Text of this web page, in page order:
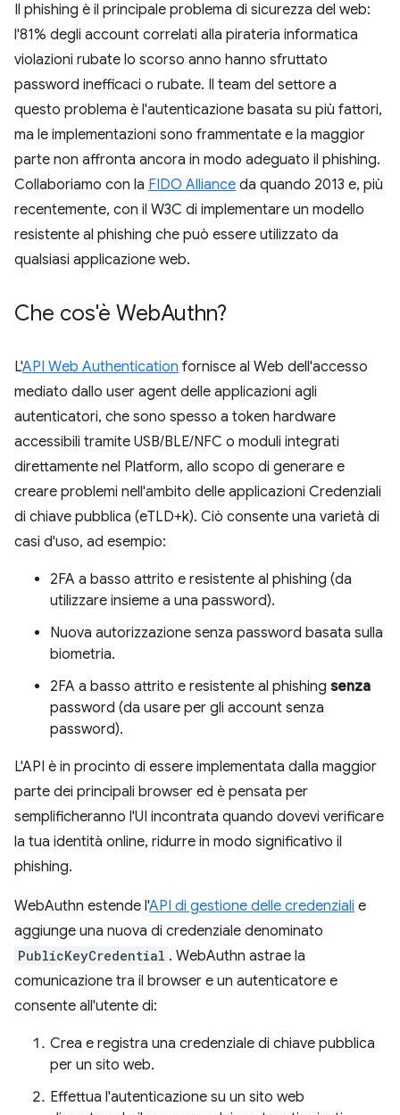
Il phishing è il principale problema di sicurezza del web:
l'81% degli account correlati alla pirateria informatica
violazioni rubate lo scorso anno hanno sfruttato
password inefficaci o rubate. Il team del settore a
questo problema è l'autenticazione basata su più fattori,
ma le implementazioni sono frammentate e la maggior
parte non affronta ancora in modo adeguato il phishing.
Collaboriamo con la FIDO Alliance da quando 2013 e, più
recentemente, con il W3C di implementare un modello
resistente al phishing che può essere utilizzato da
qualsiasi applicazione web.
Che cos'è WebAuthn?
L'API Web Authentication fornisce al Web dell'accesso
mediato dallo user agent delle applicazioni agli
autenticatori, che sono spesso a token hardware
accessibili tramite USB/BLE/NFC o moduli integrati
direttamente nel Platform, allo scopo di generare e
creare problemi nell'ambito delle applicazioni Credenziali
di chiave pubblica (eTLD+k). Ciò consente una varietà di
casi d'uso, ad esempio:
2FA a basso attrito e resistente al phishing (da
utilizzare insieme a una password).
Nuova autorizzazione senza password basata sulla
biometria.
2FA a basso attrito e resistente al phishing senza
password (da usare per gli account senza
password).
L'API è in procinto di essere implementata dalla maggior
parte dei principali browser ed è pensata per
semplificheranno l'UI incontrata quando dovevi verificare
la tua identità online, ridurre in modo significativo il
phishing.
WebAuthn estende l'API di gestione delle credenziali e
aggiunge una nuova di credenziale denominato
PublicKeyCredential . WebAuthn astrae la
comunicazione tra il browser e un autenticatore e
consente all'utente di:
Crea e registra una credenziale di chiave pubblica
per un sito web.
Effettua l'autenticazione su un sito web